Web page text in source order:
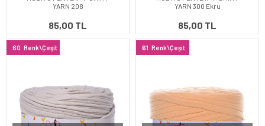
YARN 208
85,00 TL
YARN 300 Ekru
85,00 TL
60 Renk\Çeşit 61 Renk\Çeşit